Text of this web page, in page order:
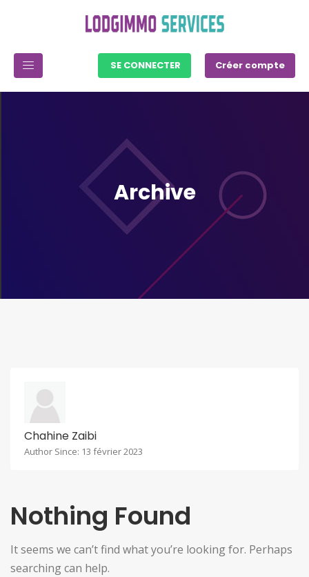
SE CONNECTER Créer compte
Archive
Chahine Zaibi
Author Since: 13 février 2023
Nothing Found
It seems we can’t find what you’re looking for. Perhaps
searching can help.